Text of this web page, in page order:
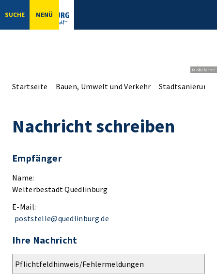
SUCHE MENÜ
© bbsferrari
Startseite Bauen, Umwelt und Verkehr Stadtsanierung
Nachricht schreiben
Empfänger
Name:
Welterbestadt Quedlinburg
E-Mail:
poststelle@quedlinburg.de
Ihre Nachricht